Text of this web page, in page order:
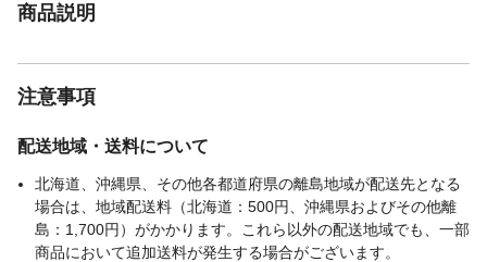
商品説明
注意事項
配送地域・送料について
北海道、沖縄県、その他各都道府県の離島地域が配送先となる
場合は、地域配送料（北海道：500円、沖縄県およびその他離
島：1,700円）がかかります。これら以外の配送地域でも、一部
商品において追加送料が発生する場合がございます。